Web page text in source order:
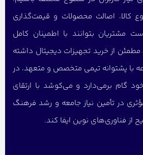
کالا، اصالت محصولات و قیمت‌گذاری
مشتریان بتوانند با اطمینان کامل
مطمئن از خرید تجهیزات دیجیتال داشته
با پشتوانه تیمی متخصص و متعهد، در
گام برمی‌دارد و می‌کوشد با ارتقای
در تأمین نیاز جامعه و رشد فرهنگ
از فناوری‌های نوین ایفا کند.